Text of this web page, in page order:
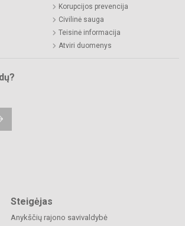
Korupcijos prevencija
Civilinė sauga
Teisinė informacija
Atviri duomenys
Steigėjas
Anykščių rajono savivaldybė